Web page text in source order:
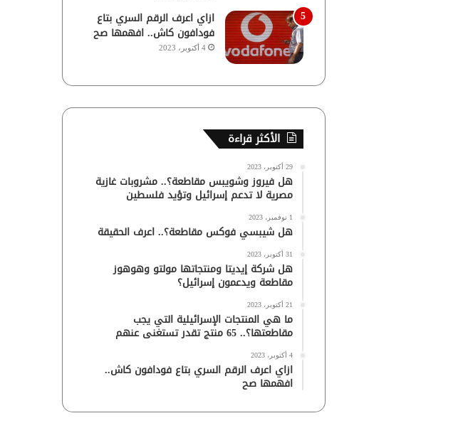
ازاي اعرف الرقم السري بتاع
فودافون كاش.. افهمها صح
4 أكتوبر، 2023
الأكثر قراءة
29 أكتوبر، 2023
هل فيروز وشويبس مقاطعة؟.. مشروبات غازية
مصرية لا تدعم إسرائيل وتؤيد فلسطين
1 نوفمبر، 2023
هل شيبسي فوكس مقاطعة؟.. اعرف الحقيقة
31 أكتوبر، 2023
هل شركة إيديتا ومنتجاتها مولتو وهوهوز
مقاطعة ويدعمون إسرائيل؟
21 أكتوبر، 2023
ما هي المنتجات الإسرائيلية التي يجب
مقاطعتها؟.. 65 منتج تقدر تستغنى عنهم
4 أكتوبر، 2023
ازاي اعرف الرقم السري بتاع فودافون كاش..
افهمها صح